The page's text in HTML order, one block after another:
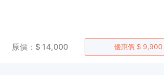
原價：$ 14,000 優惠價 $ 9,900